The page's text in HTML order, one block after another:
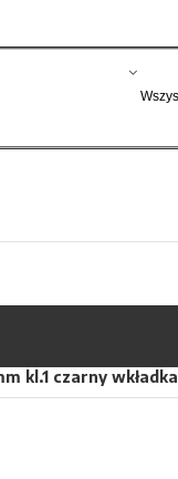
kl.1 czarny wkładka